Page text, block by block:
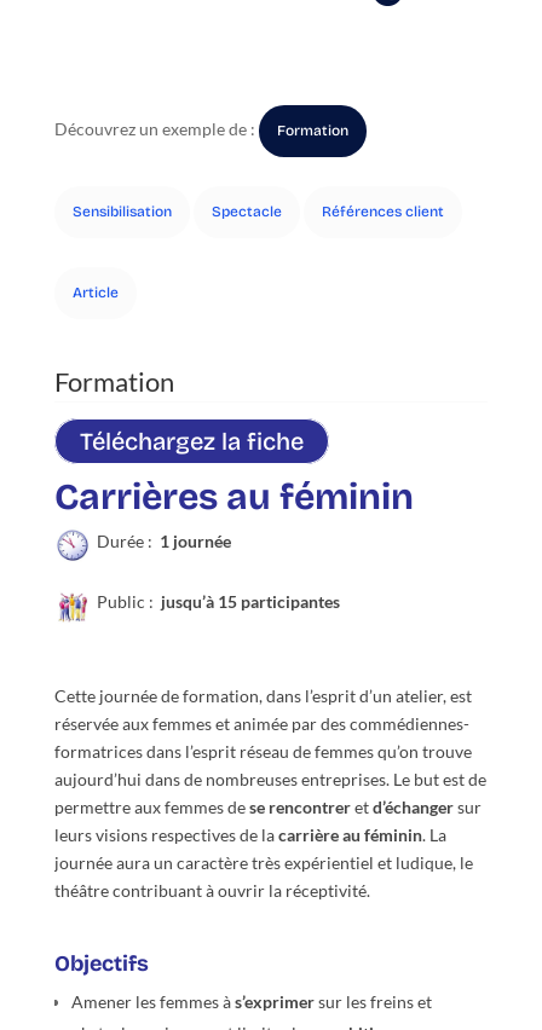
Découvrez un exemple de : Formation
Sensibilisation Spectacle Références client
Article
Téléchargez la fiche
Carrières au féminin
Durée : 1 journée
Public : jusqu’à 15 participantes
Cette journée de formation, dans l’esprit d’un atelier, est
réservée aux femmes et animée par des commédiennes-
formatrices dans l’esprit réseau de femmes qu’on trouve
aujourd’hui dans de nombreuses entreprises. Le but est de
permettre aux femmes dese rencontreretd’échangersur
leurs visions respectives de lacarrière au féminin. La
journée aura un caractère très expérientiel et ludique, le
théâtre contribuant à ouvrir la réceptivité.
Objectifs
Amener les femmes às’exprimersur les freins et